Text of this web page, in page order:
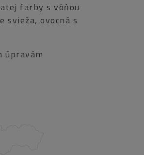
farby s vôňou
svieža, ovocná s
úpravám